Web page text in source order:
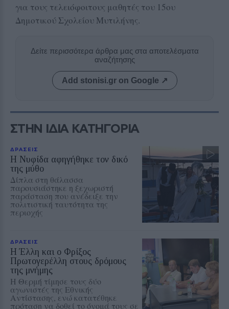
για τους τελειόφοιτους μαθητές του 15ου
Δημοτικού Σχολείου Μυτιλήνης.
Δείτε περισσότερα άρθρα μας στα αποτελέσματα
αναζήτησης
Add stonisi.gr on Google ↗
ΣΤΗΝ ΙΔΙΑ ΚΑΤΗΓΟΡΙΑ
ΔΡΑΣΕΙΣ
Η Νυφίδα αφηγήθηκε τον δικό
της μύθο
Δίπλα στη θάλασσα
παρουσιάστηκε η ξεχωριστή
παράσταση που ανέδειξε την
πολιτιστική ταυτότητα της
περιοχής
ΔΡΑΣΕΙΣ
Η Έλλη και ο Φρίξος
Πρωτογερέλλη στους δρόμους
της μνήμης
Η Θερμή τίμησε τους δύο
αγωνιστές της Εθνικής
Αντίστασης, ενώ κατατέθηκε
πρόταση να δοθεί το όνομά τους σε